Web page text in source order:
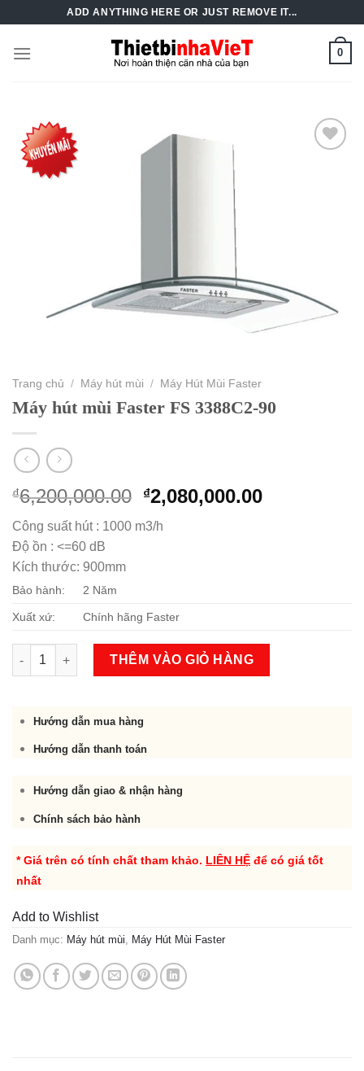
content
ADD ANYTHING HERE OR JUST REMOVE IT...
0
Trang chủ / Máy hút mùi / Máy Hút Mùi Faster
Máy hút mùi Faster FS 3388C2-90
₫6,200,000.00 Original
was:
₫2,080,000.00Current
Công suất hút : 1000 m3/h
Độ ồn : <=60 dB
Kích thước: 900mm
Bảo hành: 2 Năm
Xuất xứ: Chính hãng Faster
Máy hút mùi Faster FS 3388C2-90 số lượng
THÊM VÀO GIỎ HÀNG
Hướng dẫn mua hàng
Hướng dẫn thanh toán
Hướng dẫn giao & nhận hàng
Chính sách bảo hành
* Giá trên có tính chất tham khảo. LIÊN HỆ để có giá tốt
nhất
Add to Wishlist
Danh mục: Máy hút mùi, Máy Hút Mùi Faster